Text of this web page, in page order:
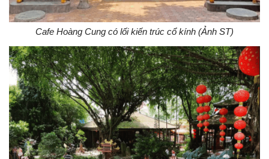
Cafe Hoàng Cung có lối kiến trúc cổ kính (Ảnh ST)